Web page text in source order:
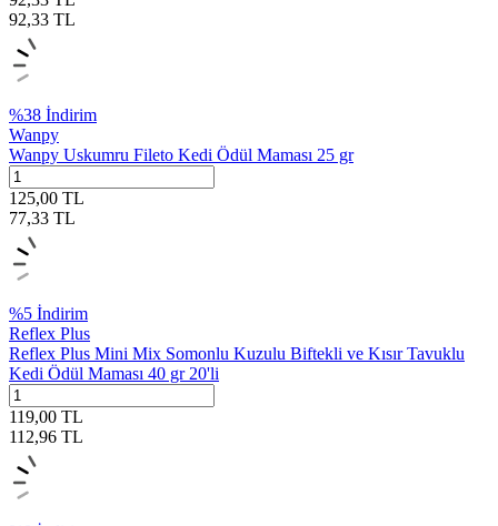
92,33 TL
%38 İndirim
Wanpy
Wanpy Uskumru Fileto Kedi Ödül Maması 25 gr
125,00 TL
77,33 TL
%5 İndirim
Reflex Plus
Reflex Plus Mini Mix Somonlu Kuzulu Biftekli ve Kısır Tavuklu
Kedi Ödül Maması 40 gr 20'li
119,00 TL
112,96 TL